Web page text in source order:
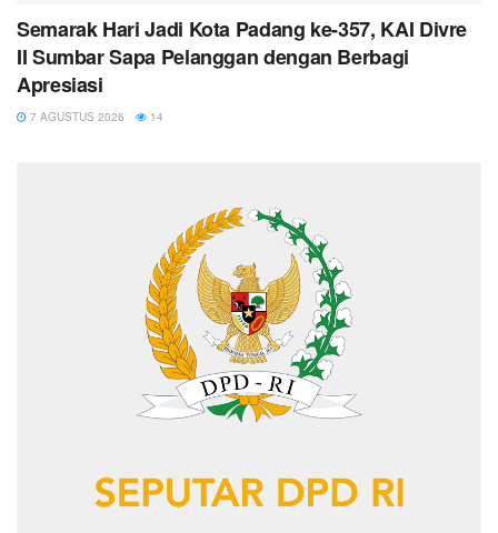
Semarak Hari Jadi Kota Padang ke-357, KAI Divre
II Sumbar Sapa Pelanggan dengan Berbagi
Apresiasi
7 AGUSTUS 2026 14